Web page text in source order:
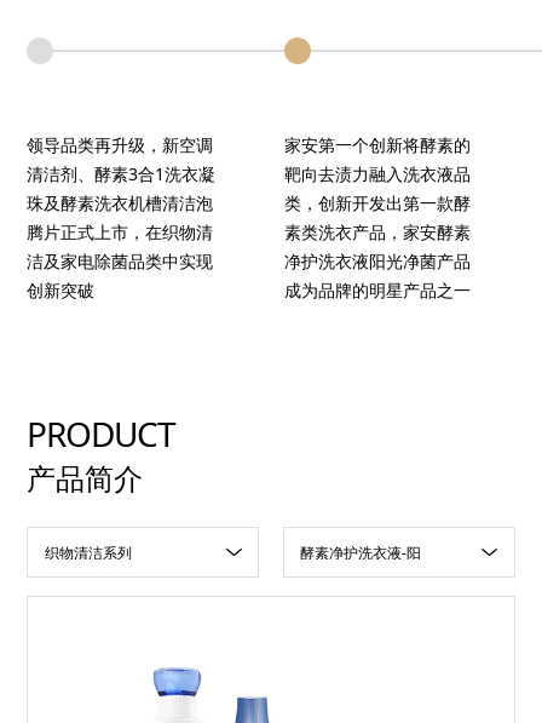
领导品类再升级，新空调
清洁剂、酵素3合1洗衣凝
珠及酵素洗衣机槽清洁泡
腾片正式上市，在织物清
洁及家电除菌品类中实现
创新突破
家安第一个创新将酵素的
靶向去渍力融入洗衣液品
类，创新开发出第一款酵
素类洗衣产品，家安酵素
净护洗衣液阳光净菌产品
成为品牌的明星产品之一
PRODUCT
产品简介
织物清洁系列 酵素净护洗衣液-阳